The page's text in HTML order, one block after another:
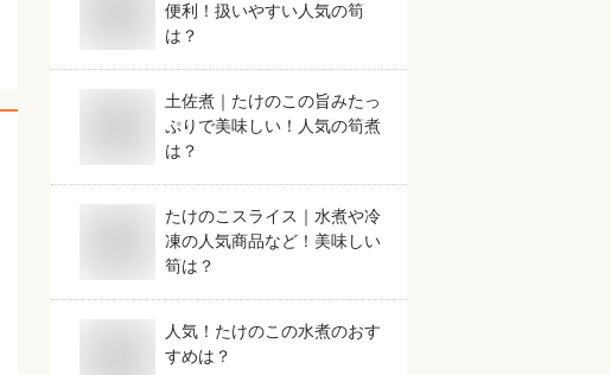
便利！扱いやすい人気の筍
は？
土佐煮｜たけのこの旨みたっ
ぷりで美味しい！人気の筍煮
は？
たけのこスライス｜水煮や冷
凍の人気商品など！美味しい
筍は？
人気！たけのこの水煮のおす
すめは？